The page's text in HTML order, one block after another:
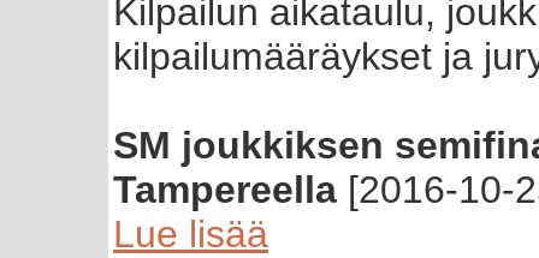
Kilpailun aikataulu,
kilpailumääräykset ja
SM joukkiksen
Tampereella [2016-10-
Lue lisää